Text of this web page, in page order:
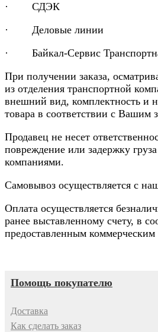
· СДЭК
· Деловые линии
· Байкал-Сервис
При получении заказа,
из отделения транспортной
внешний вид, комплектность и
товара в соответствии с Вашим
Продавец не несет
повреждение или задержку
компаниями.
Самовывоз осуществляется с
Оплата осуществляется
ранее выставленному счету, в
предоставленным
Помощь покупателю
Доставка
Как сделать заказ